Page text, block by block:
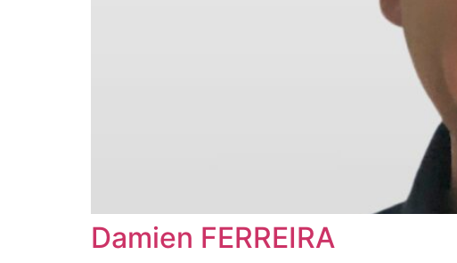
Damien FERREIRA